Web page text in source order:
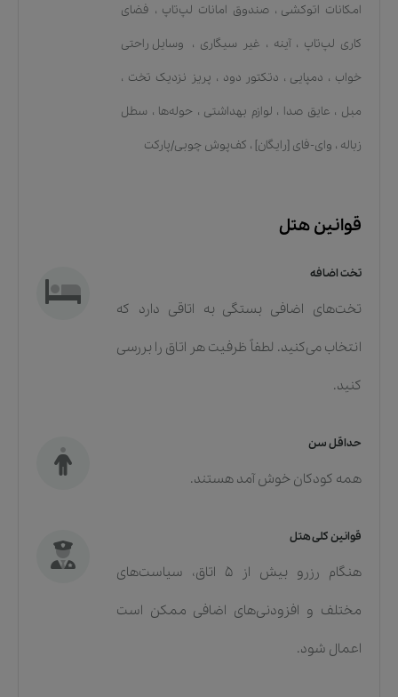
امکانات اتوکشی ، صندوق امانات لپ‌تاپ ، فضای
کاری لپ‌تاپ ، آینه ، غیر سیگاری ، وسایل راحتی
خواب ، دمپایی ، دتکتور دود ، پریز نزدیک تخت ،
مبل ، عایق صدا ، لوازم بهداشتی ، حوله‌ها ، سطل
زباله ، وای-فای [رایگان] ، کف‌پوش چوبی/پارکت
قوانین هتل
تخت اضافه
تخت‌های اضافی بستگی به اتاقی دارد که
انتخاب می‌کنید. لطفاً ظرفیت هر اتاق را بررسی
کنید.
حداقل سن
همه کودکان خوش آمد هستند.
قوانین کلی هتل
هنگام رزرو بیش از ۵ اتاق، سیاست‌های
مختلف و افزودنی‌های اضافی ممکن است
اعمال شود.